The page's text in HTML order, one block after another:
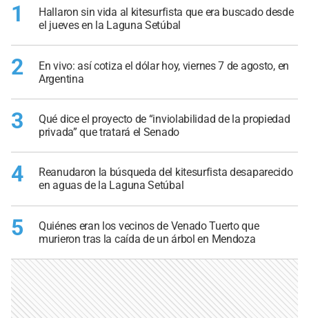
1
Hallaron sin vida al kitesurfista que era buscado desde
el jueves en la Laguna Setúbal
2
En vivo: así cotiza el dólar hoy, viernes 7 de agosto, en
Argentina
3
Qué dice el proyecto de “inviolabilidad de la propiedad
privada” que tratará el Senado
4
Reanudaron la búsqueda del kitesurfista desaparecido
en aguas de la Laguna Setúbal
5
Quiénes eran los vecinos de Venado Tuerto que
murieron tras la caída de un árbol en Mendoza